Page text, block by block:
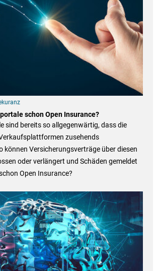
schon Open Insurance?
sind bereits so allgegenwärtig, dass die
zusehends
können Versicherungsverträge über diesen
oder verlängert und Schäden gemeldet
Open Insurance?